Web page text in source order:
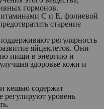
гормонов.
С и Е, фолиевой
старение
регулярность
яйцеклеток. Они
пищи в энергию и
здоровье кожи и
кешью содержат
уровень